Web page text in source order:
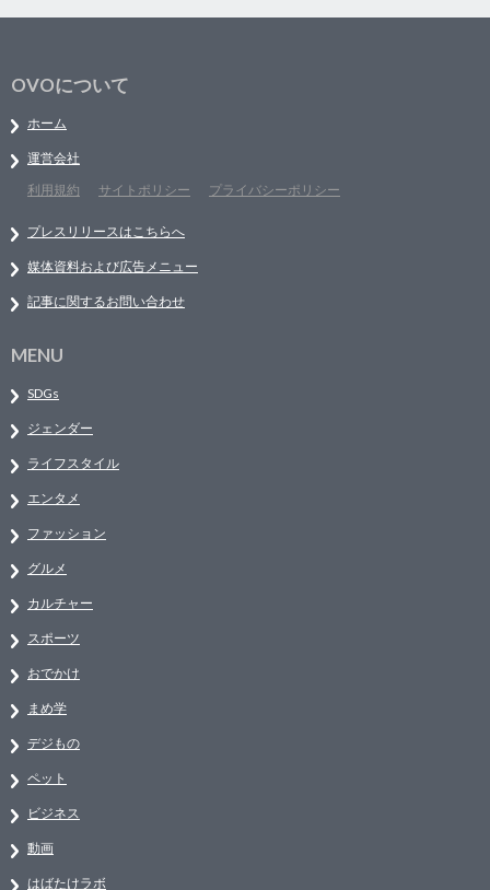
OVOについて
ホーム
運営会社
利用規約
サイトポリシー プライバシーポリシー
プレスリリースはこちらへ
媒体資料および広告メニュー
記事に関するお問い合わせ
MENU
SDGs
ジェンダー
ライフスタイル
エンタメ
ファッション
グルメ
カルチャー
スポーツ
おでかけ
まめ学
デジもの
ペット
ビジネス
動画
はばたけラボ